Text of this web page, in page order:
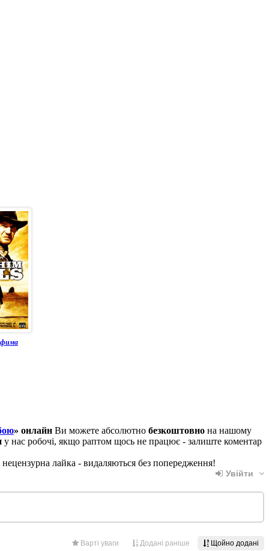
» онлайн Ви можете абсолютно безкоштовно на нашому
у нас робочі, якщо раптом щось не працює - залиште коментар
лайка - видаляються без попередження!